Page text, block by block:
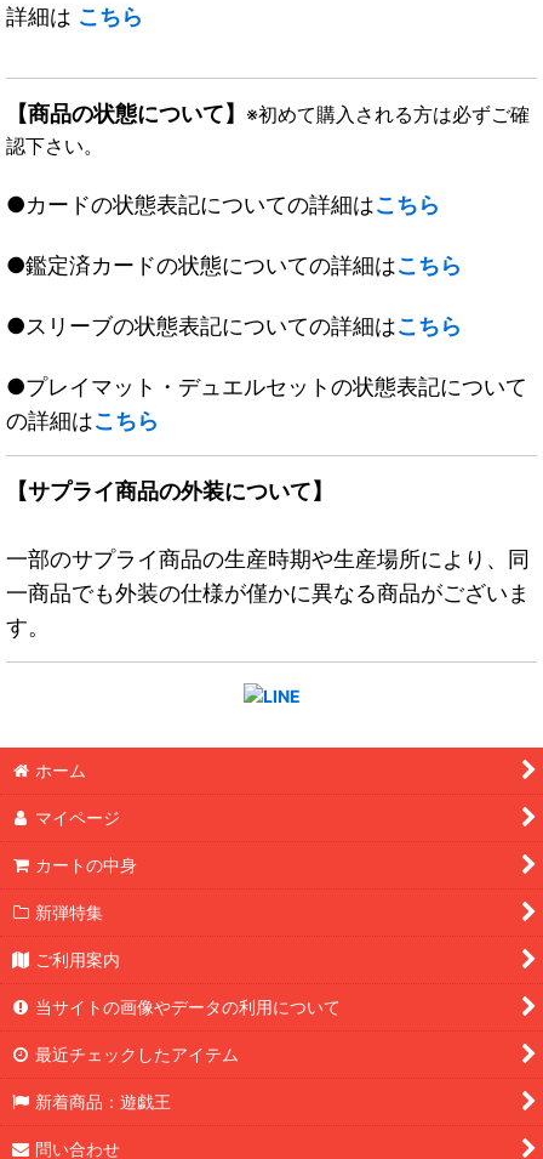
詳細は こちら
【商品の状態について】 ※初めて購入される方は必ずご確
認下さい。
●カードの状態表記についての詳細はこちら
●鑑定済カードの状態についての詳細はこちら
●スリーブの状態表記についての詳細はこちら
●プレイマット・デュエルセットの状態表記について
の詳細はこちら
【サプライ商品の外装について】
一部のサプライ商品の生産時期や生産場所により、同
一商品でも外装の仕様が僅かに異なる商品がございま
す。
ホーム
マイページ
カートの中身
新弾特集
ご利用案内
当サイトの画像やデータの利用について
最近チェックしたアイテム
新着商品：遊戯王
問い合わせ